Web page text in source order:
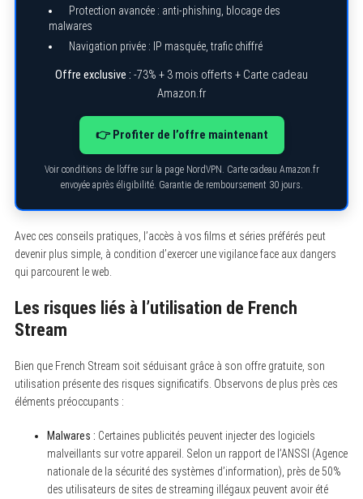
Protection avancée : anti-phishing, blocage des
malwares
Navigation privée : IP masquée, trafic chiffré
Offre exclusive : -73% + 3 mois offerts + Carte cadeau
Amazon.fr
👉 Profiter de l’offre maintenant
Voir conditions de l’offre sur la page NordVPN. Carte cadeau Amazon.fr
envoyée après éligibilité. Garantie de remboursement 30 jours.
Avec ces conseils pratiques, l’accès à vos films et séries préférés peut
devenir plus simple, à condition d’exercer une vigilance face aux dangers
qui parcourent le web.
Les risques liés à l’utilisation de French
Stream
Bien que French Stream soit séduisant grâce à son offre gratuite, son
utilisation présente des risques significatifs. Observons de plus près ces
éléments préoccupants :
Malwares : Certaines publicités peuvent injecter des logiciels
malveillants sur votre appareil. Selon un rapport de l’ANSSI (Agence
nationale de la sécurité des systèmes d’information), près de 50%
des utilisateurs de sites de streaming illégaux peuvent avoir été
e
a
c
o
r